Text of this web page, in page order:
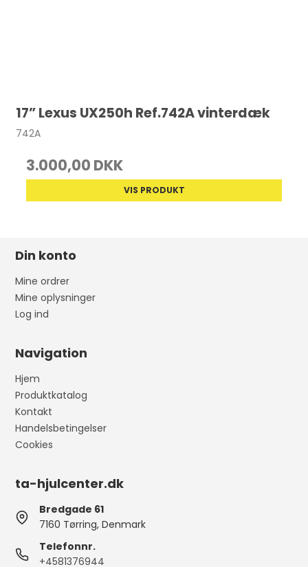
17” Lexus UX250h Ref.742A vinterdæk
742A
3.000,00 DKK
VIS PRODUKT
Din konto
Mine ordrer
Mine oplysninger
Log ind
Navigation
Hjem
Produktkatalog
Kontakt
Handelsbetingelser
Cookies
ta-hjulcenter.dk
Bredgade 61
7160 Tørring, Denmark
Telefonnr.
+4581376944